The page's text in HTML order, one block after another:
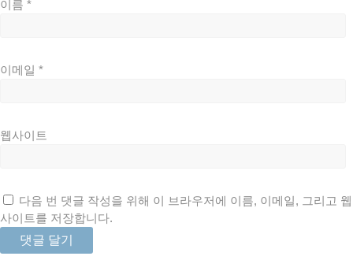
이름 *
이메일 *
웹사이트
다음 번 댓글 작성을 위해 이 브라우저에 이름, 이메일, 그리고 웹
사이트를 저장합니다.